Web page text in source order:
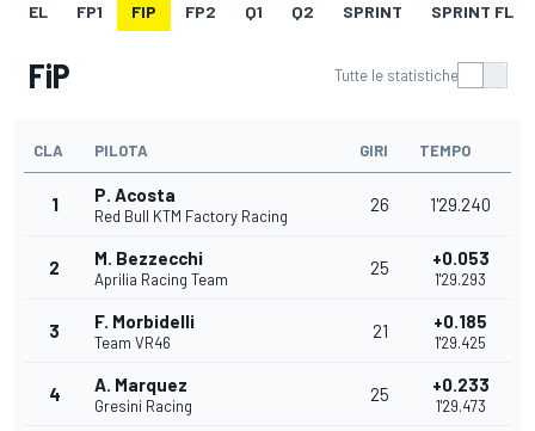
EL FP1 FIP FP2 Q1 Q2 SPRINT SPRINT FL
FiP Tutte le statistiche
CLA PILOTA GIRI TEMPO
1 P. Acosta
Red Bull KTM Factory Racing
26 1'29.240
2 M. Bezzecchi
Aprilia Racing Team
25 +0.053
1'29.293
3 F. Morbidelli
Team VR46
21 +0.185
1'29.425
4 A. Marquez
Gresini Racing
25 +0.233
1'29.473